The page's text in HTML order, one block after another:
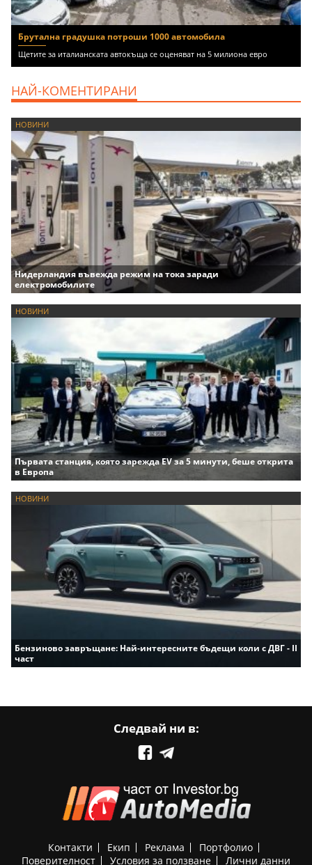
Брутална градушка потроши 1000 автомобила
Щетите за италианската автокъща се оценяват на 5 милиона евро
НАЙ-КОМЕНТИРАНИ
НОВИНИ
Нидерландия въвежда режим на тока заради
електромобилите
НОВИНИ
Първата станция, която зарежда EV за 5 минути, беше открита
в Европа
НОВИНИ
Бензиново завръщане: Най-интересните бъдещи коли с ДВГ - II
част
Следвай ни в:
Контакти Екип Реклама
Портфолио
Поверителност
Условия за ползване Лични данни